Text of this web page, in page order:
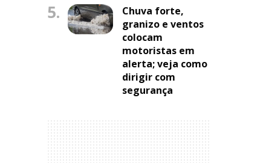
5.
Chuva forte,
granizo e ventos
colocam
motoristas em
alerta; veja como
dirigir com
segurança